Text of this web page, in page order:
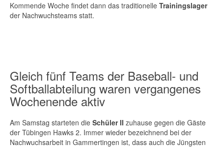
Kommende Woche findet dann das traditionelle Trainingslager
der Nachwuchsteams statt.
Gleich fünf Teams der Baseball- und
Softballabteilung waren vergangenes
Wochenende aktiv
Am Samstag starteten die Schüler II zuhause gegen die Gäste
der Tübingen Hawks 2. Immer wieder bezeichnend bei der
Nachwuchsarbeit in Gammertingen ist, dass auch die Jüngsten